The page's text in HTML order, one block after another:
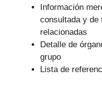
Información
consultada y de
relacionadas
Detalle de
grupo
Lista de